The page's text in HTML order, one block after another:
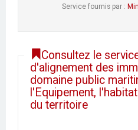
Service fournis par :
Consultez le
d'alignement des
domaine public
l'Equipement,
du territoire